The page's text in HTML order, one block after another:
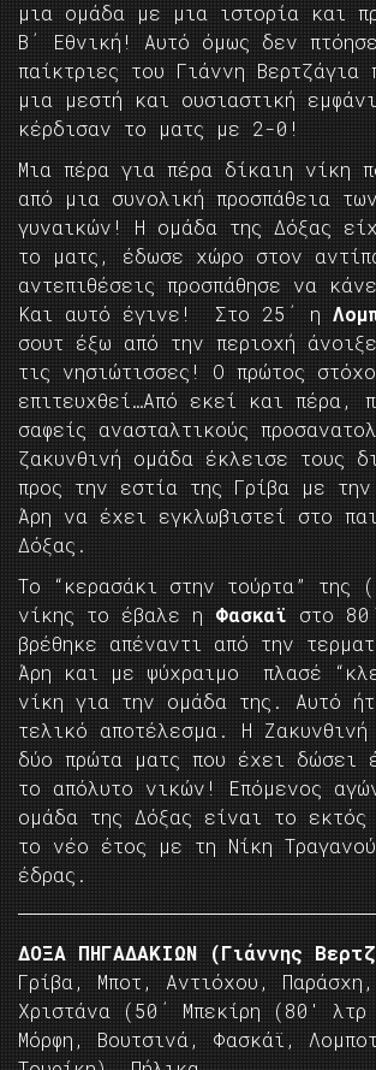
μια ομάδα με μια ιστορία και
Β΄ Εθνική! Αυτό όμως δεν
παίκτριες του Γιάννη Βερτζάγια
μια μεστή και ουσιαστική
κέρδισαν το ματς με 2-0!
Μια πέρα για πέρα δίκαιη νίκη
από μια συνολική προσπάθεια
γυναικών! Η ομάδα της Δόξας
το ματς, έδωσε χώρο στον
αντεπιθέσεις προσπάθησε να
Και αυτό έγινε! Στο 25΄ η
σουτ έξω από την περιοχή
τις νησιώτισσες! Ο πρώτος
επιτευχθεί…Από εκεί και πέρα,
σαφείς ανασταλτικούς
ζακυνθινή ομάδα έκλεισε τους
προς την εστία της Γρίβα με
Άρη να έχει εγκλωβιστεί στο
Δόξας.
Το “κερασάκι στην τούρτα” της
νίκης το έβαλε η Φασκαϊ στο
βρέθηκε απέναντι από την
Άρη και με ψύχραιμο πλασέ
νίκη για την ομάδα της. Αυτό
τελικό αποτέλεσμα. Η
δύο πρώτα ματς που έχει δώσει
το απόλυτο νικών! Επόμενος
ομάδα της Δόξας είναι το εκτός
το νέο έτος με τη Νίκη
έδρας.
ΔΟΞΑ ΠΗΓΑΔΑΚΙΩΝ (Γιάννης
Γρίβα, Μποτ, Αντιόχου,
Χριστάνα (50΄ Μπεκίρη (80′ λτρ
Μόρφη, Βουτσινά, Φασκάϊ,